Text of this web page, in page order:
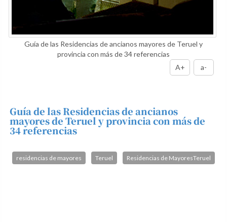
Guía de las Residencias de ancianos mayores de Teruel y
provincia con más de 34 referencias
A+
a-
Guía de las Residencias de ancianos
mayores de Teruel y provincia con más de
34 referencias
residencias de mayores Teruel Residencias de MayoresTeruel